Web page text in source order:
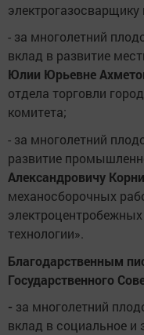
- за многолетний
вклад в развитие
Юлии Юрьевне
отдела торговли
комитета;
- за многолетний
развитие
Александровичу
механосборочных
технологии».
Благодарственным
Государственного
- за многолетний
вклад в социальное и